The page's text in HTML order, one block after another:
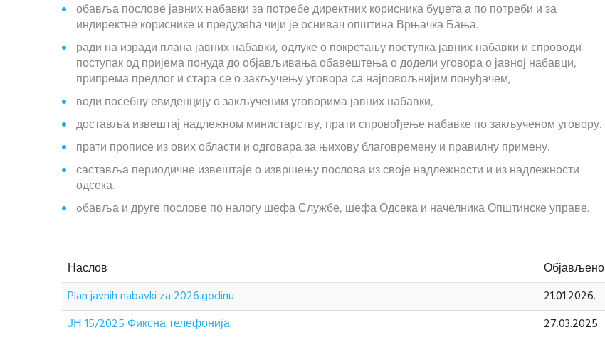
обавља послове јавних набавки за потребе директних корисника буџета а по потреби и за
индиректне кориснике и предузећа чији је оснивач општина Врњачка Бања.
ради на изради плана јавних набавки, одлуке о покретању поступка јавних набавки и спроводи
поступак од пријема понуда до објављивања обавештења о додели уговора о јавној набавци,
припрема предлог и стара се о закључењу уговора са најповољнијим понуђачем,
води посебну евиденцију о закљученим уговорима јавних набавки,
доставља извештај надлежном министарству, прати спровођење набавке по закљученом уговору.
прати прописе из ових области и одговара за њихову благовремену и правилну примену.
саставља периодичне извештаје о извршењу послова из своје надлежности и из надлежности
одсека.
oбавља и друге послове по налогу шефа Службе, шефа Одсека и начелника Општинске управе.
Наслов
Објављено
Plan javnih nabavki za 2026.godinu
21.01.2026.
ЈН 15/2025 Фиксна телефонија
27.03.2025.